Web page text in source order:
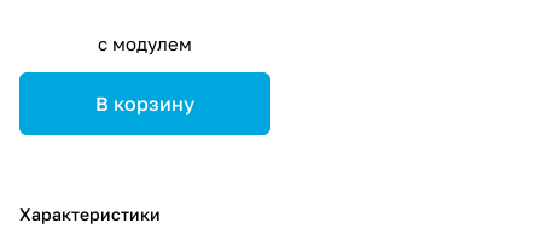
с модулем
В корзину
Характеристики